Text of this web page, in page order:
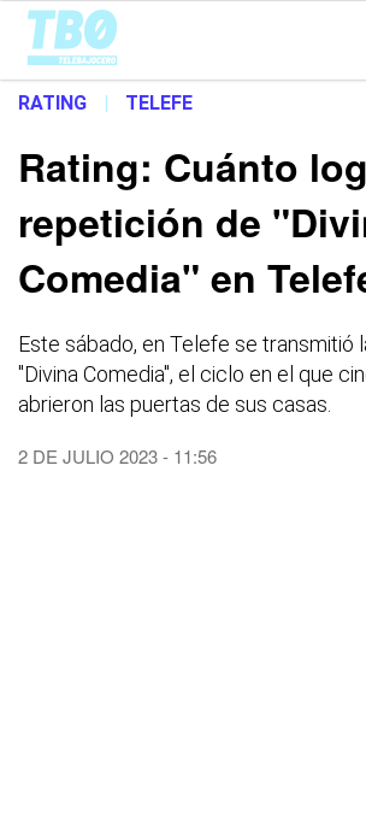
Cargando...
RATING | TELEFE
Rating: Cuánto
repetición de
Comedia" en
Este sábado, en Telefe se transmitió
"Divina Comedia", el ciclo en el que
abrieron las puertas de sus casas.
2 DE JULIO 2023 - 11:56